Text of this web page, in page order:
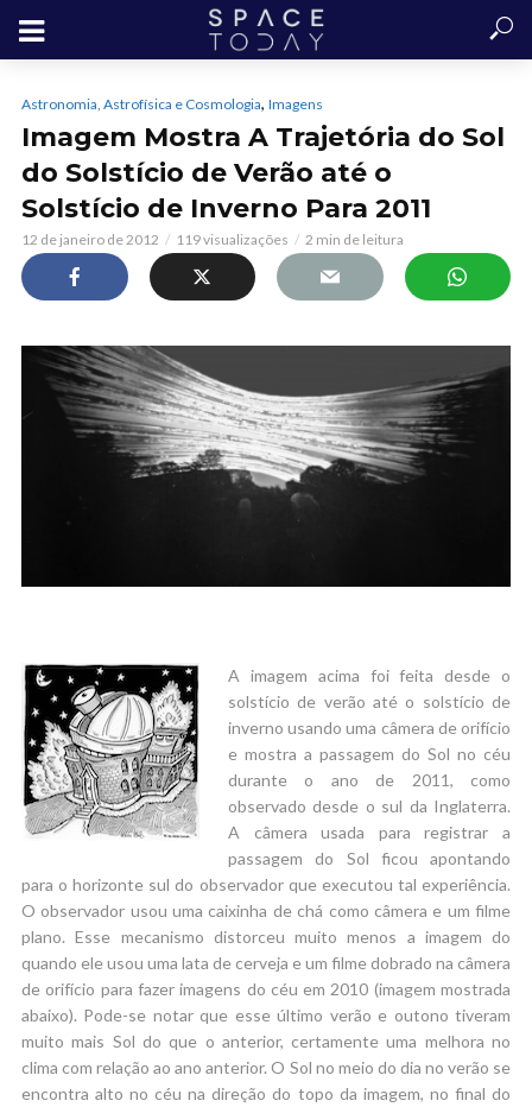
Astronomia, Astrofísica e Cosmologia, Imagens
Imagem Mostra A Trajetória do Sol
do Solstício de Verão até o
Solstício de Inverno Para 2011
12 de janeiro de 2012 119 visualizações 2 min de leitura
A imagem acima foi feita desde o
solstício de verão até o solstício de
inverno usando uma câmera de orifício
e mostra a passagem do Sol no céu
durante o ano de 2011, como
observado desde o sul da Inglaterra.
A câmera usada para registrar a
passagem do Sol ficou apontando
para o horizonte sul do observador que executou tal experiência.
O observador usou uma caixinha de chá como câmera e um filme
plano. Esse mecanismo distorceu muito menos a imagem do
quando ele usou uma lata de cerveja e um filme dobrado na câmera
de orifício para fazer imagens do céu em 2010 (imagem mostrada
abaixo). Pode-se notar que esse último verão e outono tiveram
muito mais Sol do que o anterior, certamente uma melhora no
clima com relação ao ano anterior. O Sol no meio do dia no verão se
encontra alto no céu na direção do topo da imagem, no final do